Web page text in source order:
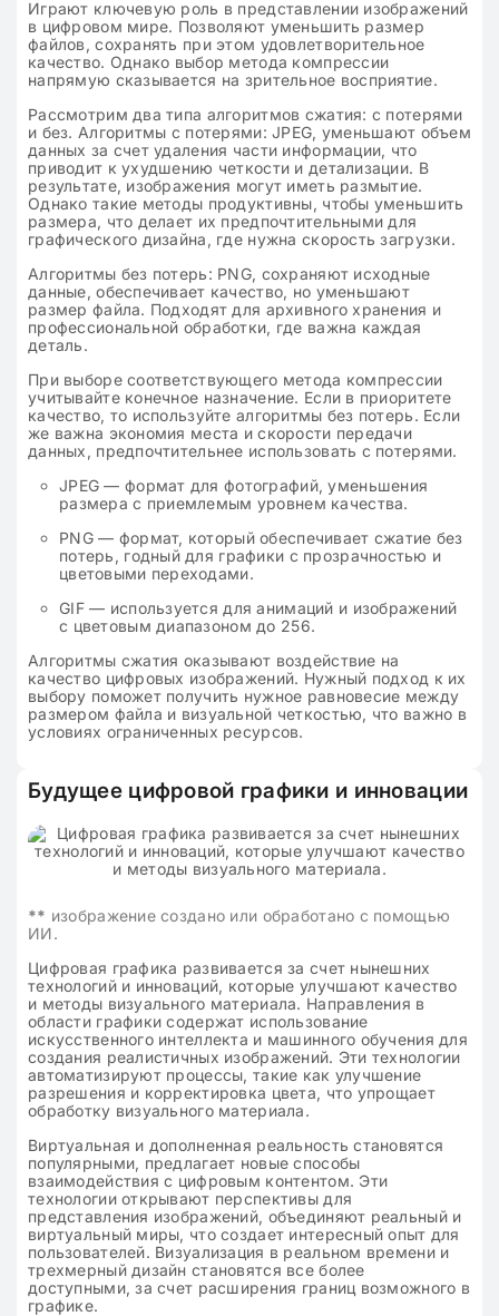
Играют ключевую роль в представлении изображений
в цифровом мире. Позволяют уменьшить размер
файлов, сохранять при этом удовлетворительное
качество. Однако выбор метода компрессии
напрямую сказывается на зрительное восприятие.
Рассмотрим два типа алгоритмов сжатия: с потерями
и без. Алгоритмы с потерями: JPEG, уменьшают объем
данных за счет удаления части информации, что
приводит к ухудшению четкости и детализации. В
результате, изображения могут иметь размытие.
Однако такие методы продуктивны, чтобы уменьшить
размера, что делает их предпочтительными для
графического дизайна, где нужна скорость загрузки.
Алгоритмы без потерь: PNG, сохраняют исходные
данные, обеспечивает качество, но уменьшают
размер файла. Подходят для архивного хранения и
профессиональной обработки, где важна каждая
деталь.
При выборе соответствующего метода компрессии
учитывайте конечное назначение. Если в приоритете
качество, то используйте алгоритмы без потерь. Если
же важна экономия места и скорости передачи
данных, предпочтительнее использовать с потерями.
JPEG — формат для фотографий, уменьшения
размера с приемлемым уровнем качества.
PNG — формат, который обеспечивает сжатие без
потерь, годный для графики с прозрачностью и
цветовыми переходами.
GIF — используется для анимаций и изображений
с цветовым диапазоном до 256.
Алгоритмы сжатия оказывают воздействие на
качество цифровых изображений. Нужный подход к их
выбору поможет получить нужное равновесие между
размером файла и визуальной четкостью, что важно в
условиях ограниченных ресурсов.
Будущее цифровой графики и инновации
** изображение создано или обработано с помощью
ИИ.
Цифровая графика развивается за счет нынешних
технологий и инноваций, которые улучшают качество
и методы визуального материала. Направления в
области графики содержат использование
искусственного интеллекта и машинного обучения для
создания реалистичных изображений. Эти технологии
автоматизируют процессы, такие как улучшение
разрешения и корректировка цвета, что упрощает
обработку визуального материала.
Виртуальная и дополненная реальность становятся
популярными, предлагает новые способы
взаимодействия с цифровым контентом. Эти
технологии открывают перспективы для
представления изображений, объединяют реальный и
виртуальный миры, что создает интересный опыт для
пользователей. Визуализация в реальном времени и
трехмерный дизайн становятся все более
доступными, за счет расширения границ возможного в
графике.